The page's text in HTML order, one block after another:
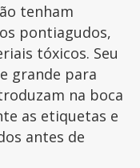
tenham
pontiagudos,
tóxicos. Seu
grande para
na boca
as etiquetas e
antes de